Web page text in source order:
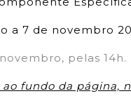
a 7 de novembro
pelas 14h.
fundo da página,